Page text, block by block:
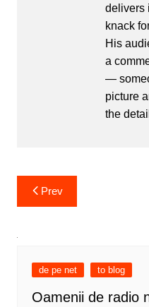
delivers
knack
His
a
—
picture
the
Post
navigation
Prev
de pe net to blog
Oamenii de radio